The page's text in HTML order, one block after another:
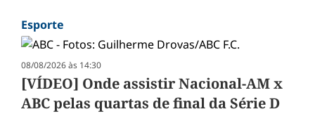
Esporte
08/08/2026 às 14:30
[VÍDEO] Onde assistir Nacional-AM x
ABC pelas quartas de final da Série D